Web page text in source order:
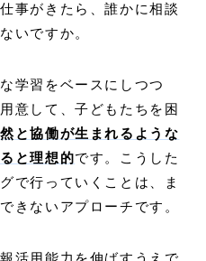
事がきたら、誰かに相談
いですか。
学習をベースにしつつ
意して、子どもたちを困
と協働が生まれるような
と理想的です。こうした
で行っていくことは、ま
きないアプローチです。